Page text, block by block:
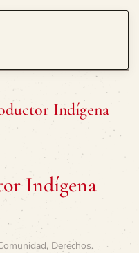
Indígena
Indígena
, Derechos.